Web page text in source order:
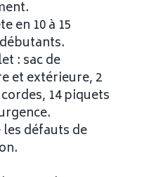
en 10 à 15
: sac de
et extérieure, 2
14 piquets
les défauts de